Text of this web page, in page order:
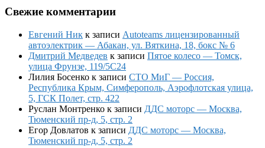
Свежие комментарии
Евгений Ник к записи Autoteams лицензированный
автоэлектрик — Абакан, ул. Вяткина, 18, бокс № 6
Дмитрий Медведев к записи Пятое колесо — Томск,
улица Фрунзе, 119/5С24
Лилия Босенко к записи СТО МиГ — Россия,
Республика Крым, Симферополь, Аэрофлотская улица,
5, ГСК Полет, стр. 422
Руслан Монтренко к записи ДДС моторс — Москва,
Тюменский пр-д, 5, стр. 2
Егор Довлатов к записи ДДС моторс — Москва,
Тюменский пр-д, 5, стр. 2